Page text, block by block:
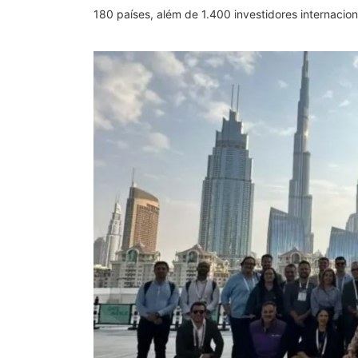
180 países, além de 1.400 investidores